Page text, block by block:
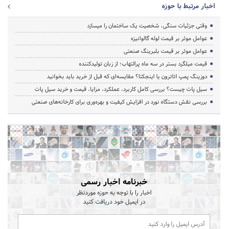
اخبار مرتبط با حوزه
وقتی جزئیات سنگی، شخصیت یک ساختمان را میسازد
عوامل موثر بر قیمت لوله گالوانیزه
عوامل موثر بر قیمت بلبرینگ صنعتی
قیمت میلگرد بستر در سه ماه پرالتهاب؛ از زبان تولیدکننده
دوزینگ پمپ اتاترون یا اینجکتا؟ مقایسه‌ای که قبل از خرید باید بخوانید
سیل پات چیست؟ بررسی کامل کاربرد، عملکرد، مزایا، قیمت و خرید سیل پات
بررسی نقش دستگاه نورد در افزایش کیفیت و بهره‌وری برای کارخانه‌های صنعتی
خبرنامه اخبار رسمی
اخبار را با توجه به حوزه موردنظر
در ایمیل خود دریافت کنید